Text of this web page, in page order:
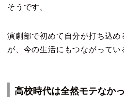
そうです。
演劇部で初めて自分が打ち込め
が、今の生活にもつながってい
高校時代は全然モテなか